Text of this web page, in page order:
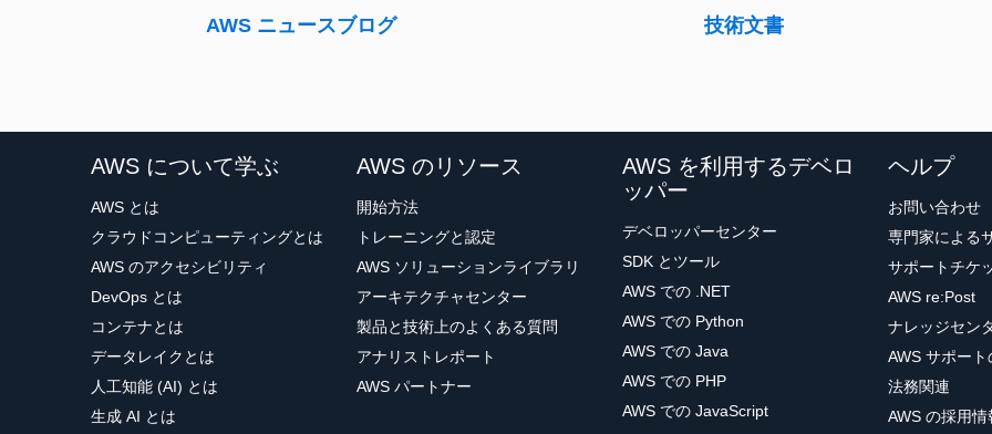
AWS ニュースブログ 技術文書
AWS について学ぶ
AWS とは
クラウドコンピューティングとは
AWS のアクセシビリティ
DevOps とは
コンテナとは
データレイクとは
人工知能 (AI) とは
生成 AI とは
AWS のリソース
開始方法
トレーニングと認定
AWS ソリューションライブラリ
アーキテクチャセンター
製品と技術上のよくある質問
アナリストレポート
AWS パートナー
AWS を利用するデベロ
ッパー
デベロッパーセンター
SDK とツール
AWS での .NET
AWS での Python
AWS での Java
AWS での PHP
AWS での JavaScript
ヘルプ
お問い合わせ
専門家による
サポートチケ
AWS re:Post
ナレッジセン
AWS サポート
法務関連
AWS の採用情